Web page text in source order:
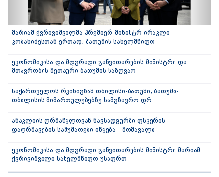
მარიამ ქვრივიშვილმა პრემიერ-მინისტრ ირაკლი
კობახიძესთან ერთად, ბათუმის სახელმწიფო
ეკონომიკისა და მდგრადი განვითარების მინისტრი და
მთავრობის მეთაური ბათუმის საზღვაო
საქართველოს რკინიგზამ თბილისი-ბათუმი, ბათუმი-
თბილისის მიმართულებებზე სამგზავრო დრ
ანაკლიის ღრმაწყლოვან ნავსადგურში ფსკერის
დაღრმავების სამუშაოები იწყება - მომავალი
ეკონომიკისა და მდგრადი განვითარების მინისტრი მარიამ
ქვრივიშვილი სახელმწიფო უსაფრთ